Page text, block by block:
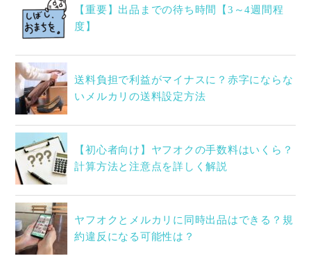
【重要】出品までの待ち時間【3～4週間程
度】
送料負担で利益がマイナスに？赤字にならな
いメルカリの送料設定方法
【初心者向け】ヤフオクの手数料はいくら？
計算方法と注意点を詳しく解説
ヤフオクとメルカリに同時出品はできる？規
約違反になる可能性は？